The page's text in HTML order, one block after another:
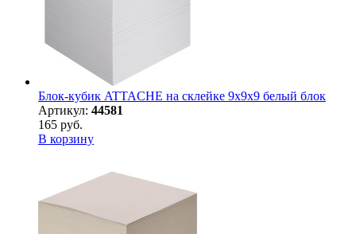
Блок-кубик ATTACHE на склейке 9х9х9 белый блок
Артикул: 44581
165 руб.
В корзину